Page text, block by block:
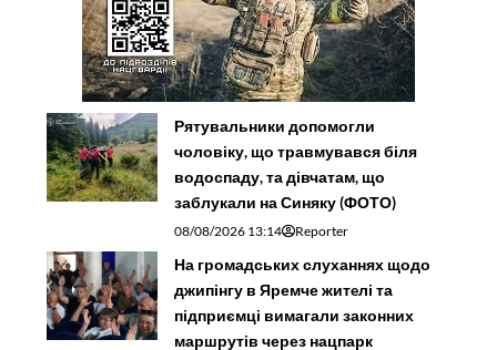
Рятувальники допомогли
чоловіку, що травмувався біля
водоспаду, та дівчатам, що
заблукали на Синяку (ФОТО)
08/08/2026 13:14 Reporter
На громадських слуханнях щодо
джипінгу в Яремче житeлі та
підприємці вимагали законних
маршрутів через нацпарк